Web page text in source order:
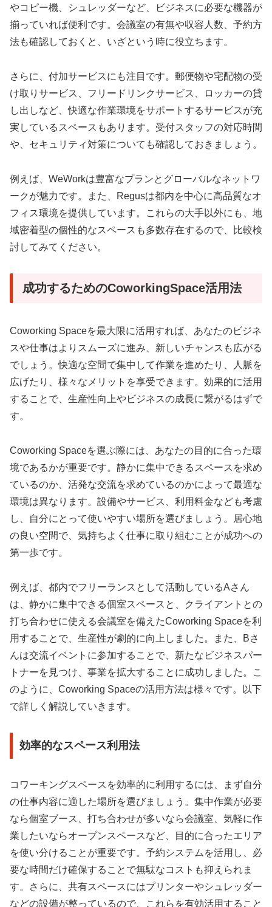
やコピー機、シュレッダーなど、ビジネスに必要な機器が
揃っていれば便利です。会議室の有無や収容人数、予約方
法も確認しておくと、いざという時に役立ちます。
さらに、付加サービスにも注目です。郵便物や宅配物の受
け取りサービス、フリードリンクサービス、ロッカーの貸
し出しなど、快適な作業環境をサポートするサービスが充
実しているスペースもあります。受付スタッフの対応時間
や、セキュリティ対策についても確認しておきましょう。
例えば、WeWorkは豊富なプランとグローバルなネットワ
ークが魅力です。また、Regusは都内を中心に高品質なオ
フィス環境を提供しています。これらの大手以外にも、地
域密着型の個性的なスペースも多数存在するので、比較検
討してみてください。
成功するためのCoworkingSpace活用法
Coworking Spaceを最大限に活用すれば、あなたのビジネ
スや仕事はよりスムーズに進み、新しいチャンスも広がる
でしょう。快適な空間で集中して作業を進めたり、人脈を
広げたり、様々なメリットを享受できます。効果的に活用
することで、生産性向上やビジネスの成長に繋がるはずで
す。
Coworking Spaceを選ぶ際には、あなたの目的に合った環
境であるかが重要です。静かに集中できるスペースを求め
ているのか、活発な交流を求めているのかによって最適な
環境は異なります。設備やサービス、利用料金なども考慮
し、自分にとって使いやすい場所を選びましょう。居心地
の良い空間で、気持ちよく仕事に取り組むことが成功への
第一歩です。
例えば、都内でフリーランスとして活動しているAさん
は、静かに集中できる個室スペースと、クライアントとの
打ち合わせに使える会議室を備えたCoworking Spaceを利
用することで、生産性が劇的に向上しました。また、Bさ
んは交流イベントに参加することで、新たなビジネスパー
トナーを見つけ、事業を拡大することに成功しました。こ
のように、Coworking Spaceの活用方法は様々です。以下
で詳しく解説していきます。
効率的なスペース利用法
コワーキングスペースを効率的に利用するには、まず自分
の仕事内容に適した場所を選びましょう。集中作業が必要
なら個室ブース、打ち合わせが多いなら会議室、気軽に作
業したいならオープンスペースなど、目的に合ったエリア
を使い分けることが重要です。予約システムを活用し、必
要な時間だけ確保することで無駄なコストも抑えられま
す。さらに、共有スペースにはプリンターやシュレッダー
などの設備が整っているので、これらを有効活用すること